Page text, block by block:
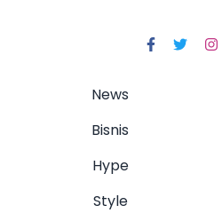
News
Bisnis
Hype
Style